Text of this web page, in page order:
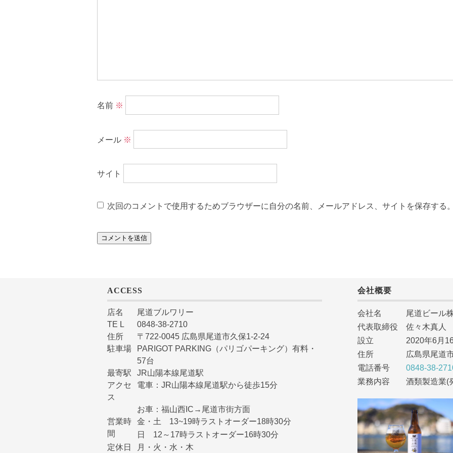
名前 ※
メール ※
サイト
次回のコメントで使用するためブラウザーに自分の名前、メールアドレス、サイトを保存する
ACCESS
店名
尾道ブルワリー
TE L
0848-38-2710
住所
〒722-0045 広島県尾道市久保1-2-24
駐車場
PARIGOT PARKING（パリゴパーキング）有料・
57台
最寄駅
JR山陽本線尾道駅
アクセ
ス
電車：JR山陽本線尾道駅から徒歩15分
お車：福山西IC→尾道市街方面
営業時
間
金・土 13~19時ラストオーダー18時30分
日 12～17時ラストオーダー16時30分
定休日
月・火・水・木
会社概要
会社名 尾道ビール株
代表取締役 佐々木真人
設立 2020年6月16
住所 広島県尾道市
電話番号0848-38-
業務内容 酒類製造業(